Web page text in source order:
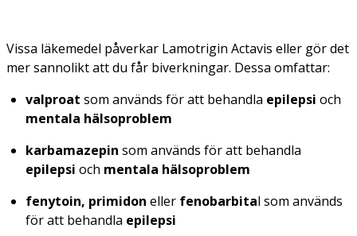
Vissa läkemedel påverkar Lamotrigin Actavis eller gör det
mer sannolikt att du får biverkningar. Dessa omfattar:
valproat som används för att behandla epilepsi och
mentala hälsoproblem
karbamazepin som används för att behandla
epilepsi och mentala hälsoproblem
fenytoin, primidon eller fenobarbital som används
för att behandla epilepsi